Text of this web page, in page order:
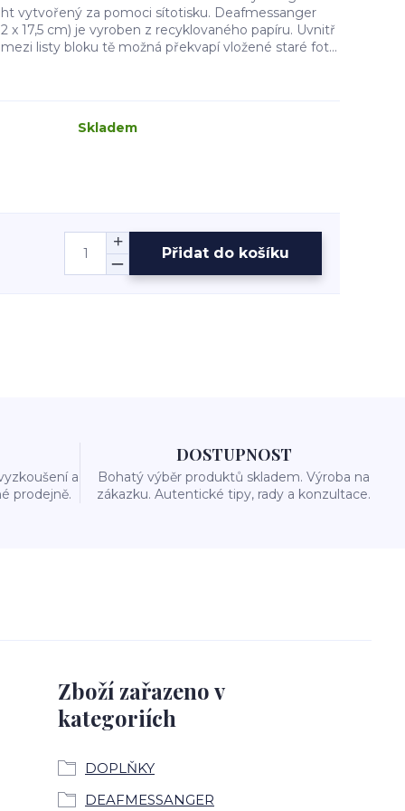
vytvořený za pomoci sítotisku. Deafmessanger
x 17,5 cm) je vyroben z recyklovaného papíru. Uvnitř
listy bloku tě možná překvapí vložené staré fot...
Skladem
Přidat do košíku
a
prodejně.
DOSTUPNOST
Bohatý výběr produktů skladem. Výroba na
zákazku. Autentické tipy, rady a konzultace.
Zboží zařazeno v
kategoriích
DOPLŇKY
DEAFMESSANGER